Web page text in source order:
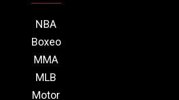
NBA
Boxeo
MMA
MLB
Motor